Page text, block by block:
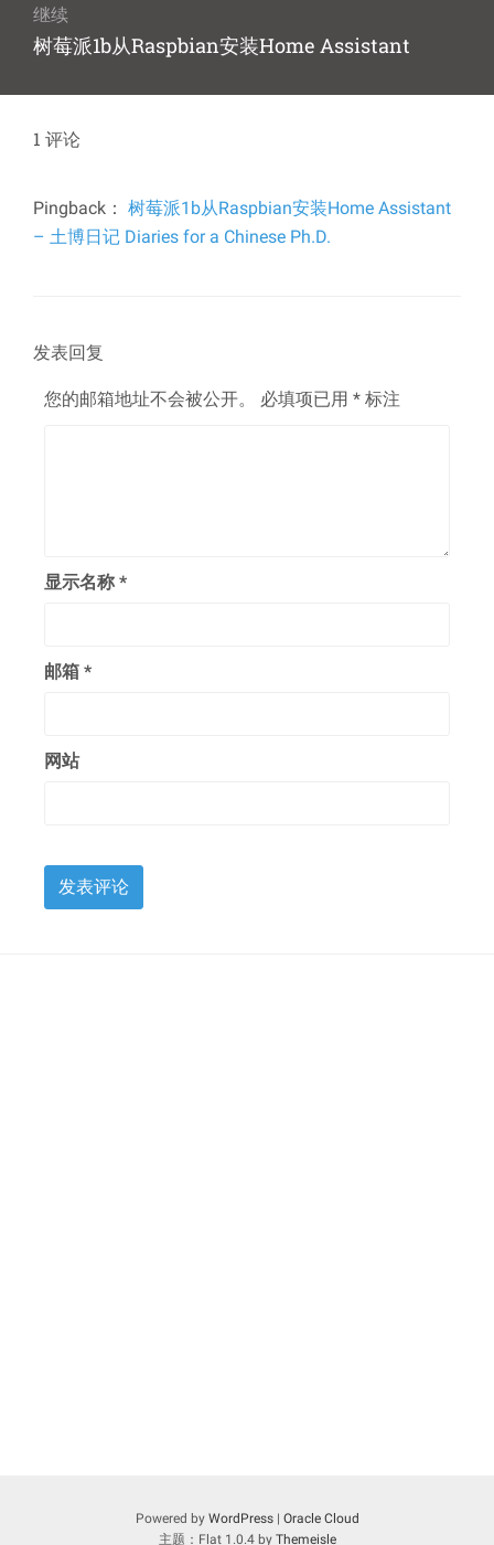
继续
下
文
章：
树莓派1b从Raspbian安装Home Assistant
1 评论
Pingback： 树莓派1b从Raspbian安装Home Assistant
– 土博日记 Diaries for a Chinese Ph.D.
发表回复
您的邮箱地址不会被公开。 必填项已用 * 标注
显示名称 *
邮箱 *
网站
Powered by WordPress| Oracle Cloud
主题：Flat 1.0.4 by Themeisle